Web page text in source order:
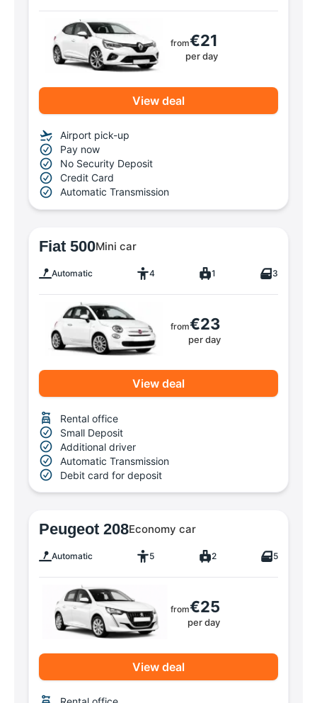
from€21
per day
View deal
Airport pick-up
Pay now
No Security Deposit
Credit Card
Automatic Transmission
Fiat 500Mini car
Automatic 4 1 3
from€23
per day
View deal
Rental office
Small Deposit
Additional driver
Automatic Transmission
Debit card for deposit
Peugeot 208Economy car
Automatic 5 2 5
from€25
per day
View deal